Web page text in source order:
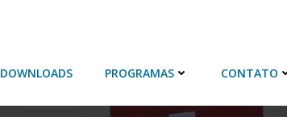
DOWNLOADS PROGRAMAS CONTATO